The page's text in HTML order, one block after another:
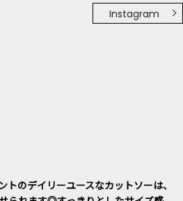
Instagram
トのデイリーユースなカットソーは、